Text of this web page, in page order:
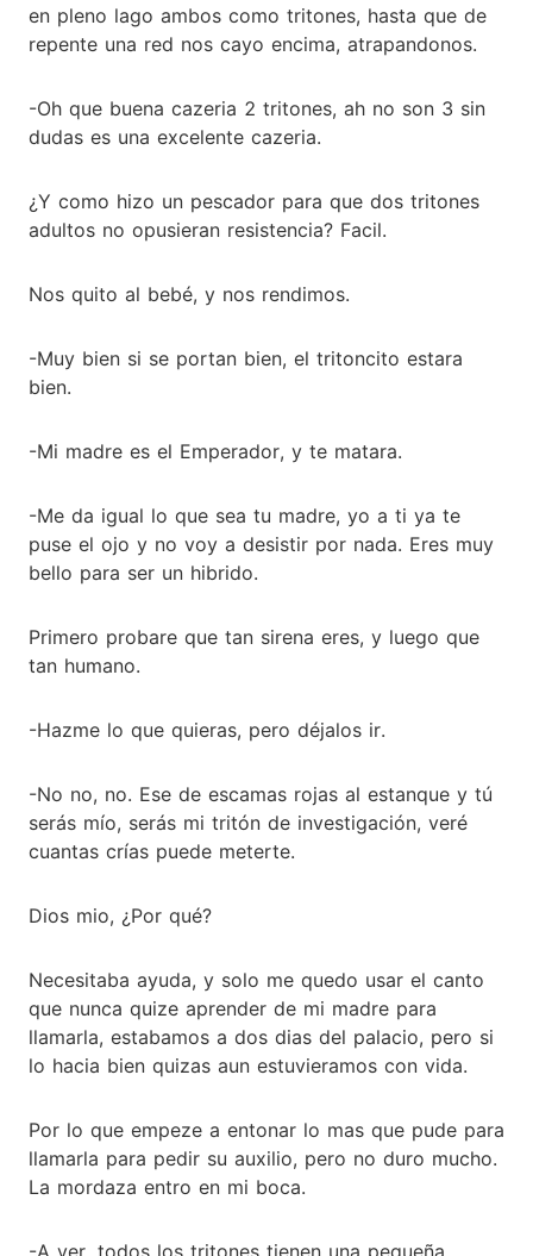
en pleno lago ambos como tritones, hasta que de
repente una red nos cayo encima, atrapandonos.
-Oh que buena cazeria 2 tritones, ah no son 3 sin
dudas es una excelente cazeria.
¿Y como hizo un pescador para que dos tritones
adultos no opusieran resistencia? Facil.
Nos quito al bebé, y nos rendimos.
-Muy bien si se portan bien, el tritoncito estara
bien.
-Mi madre es el Emperador, y te matara.
-Me da igual lo que sea tu madre, yo a ti ya te
puse el ojo y no voy a desistir por nada. Eres muy
bello para ser un hibrido.
Primero probare que tan sirena eres, y luego que
tan humano.
-Hazme lo que quieras, pero déjalos ir.
-No no, no. Ese de escamas rojas al estanque y tú
serás mío, serás mi tritón de investigación, veré
cuantas crías puede meterte.
Dios mio, ¿Por qué?
Necesitaba ayuda, y solo me quedo usar el canto
que nunca quize aprender de mi madre para
llamarla, estabamos a dos dias del palacio, pero si
lo hacia bien quizas aun estuvieramos con vida.
Por lo que empeze a entonar lo mas que pude para
llamarla para pedir su auxilio, pero no duro mucho.
La mordaza entro en mi boca.
-A ver, todos los tritones tienen una pequeña